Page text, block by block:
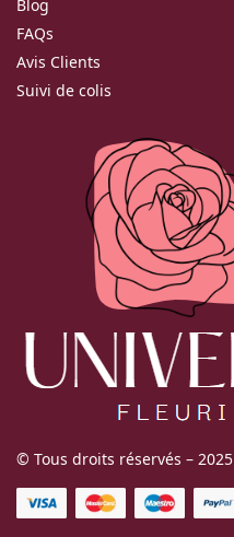
Blog
FAQs
Avis Clients
Suivi de colis
© Tous droits réservés – 2025